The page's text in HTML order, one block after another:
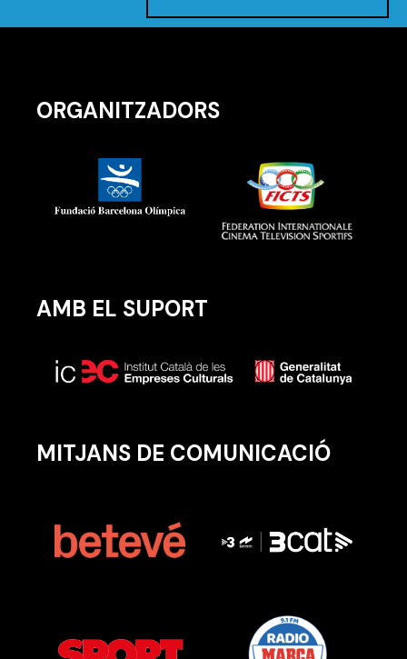
ORGANITZADORS
AMB EL SUPORT
MITJANS DE COMUNICACIÓ